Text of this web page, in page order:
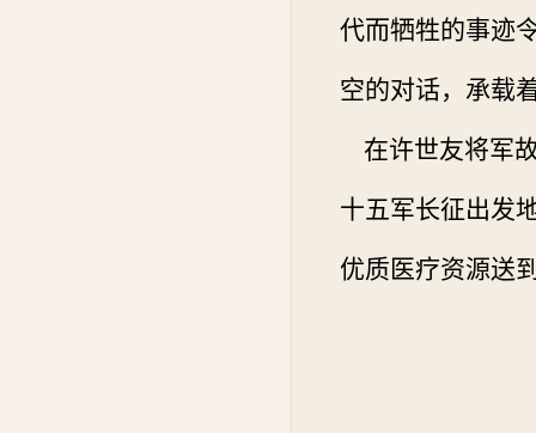
代而牺牲的事迹
空的对话，承载
在许世友将军
十五军长征出发
优质医疗资源送